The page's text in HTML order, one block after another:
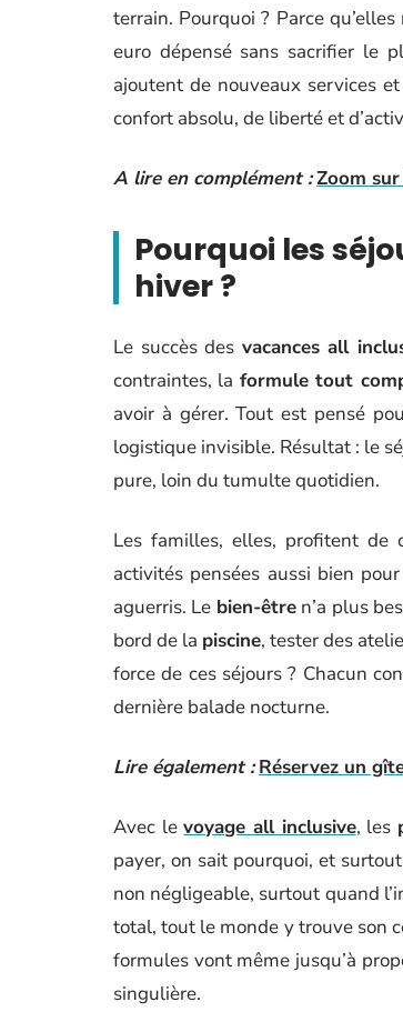
terrain. Pourquoi ? Parce
euro dépensé sans sacrifier le
ajoutent de nouveaux services
confort absolu, de liberté et
A lire en complément :Zoom
Pourquoi les
hiver ?
Le succès des vacances all
contraintes, la formule tout
avoir à gérer. Tout est pensé
logistique invisible. Résultat : le
pure, loin du tumulte quotidien.
Les familles, elles, profitent de
activités pensées aussi bien
aguerris. Le bien-êtren’a plus
bord de la piscine, tester des
force de ces séjours ? Chacun
dernière balade nocturne.
Lire également : Réservez un
Avec levoyage all inclusive, les
payer, on sait pourquoi, et
non négligeable, surtout quand
total, tout le monde y trouve son
formules vont même jusqu’à
singulière.